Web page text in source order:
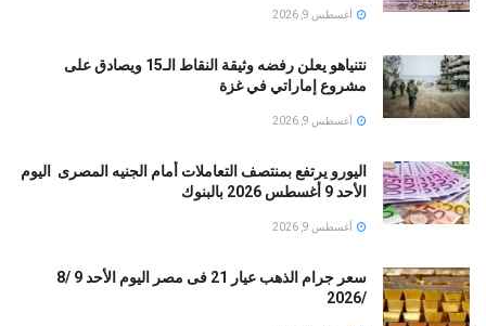
أغسطس 9, 2026
نتنياهو يعلن رفضه وثيقة النقاط الـ15 ويصادق على
مشروع إماراتي في غزة
أغسطس 9, 2026
اليورو يرتفع بمنتصف التعاملات أمام الجنيه المصرى اليوم
الأحد 9 أغسطس 2026 بالبنوك
أغسطس 9, 2026
سعر جرام الذهب عيار 21 فى مصر اليوم الأحد 9 /8
/2026